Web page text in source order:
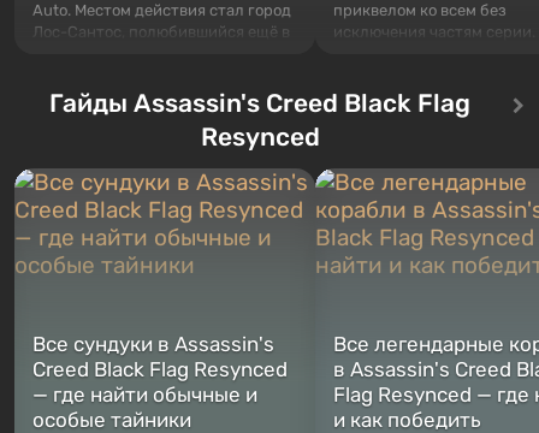
Auto. Местом действия стал город
Лос-Сантос, полюбившийся ещё в
сразу трех персонажей: Майкла,
Тревора и Франклина, между
Жанр и...
приквелом ко всем без
исключения частям серии.
Оно же, по задумке
Vault-Tec, должно
Место действия Fallout...
Гайды Assassin's Creed Black Flag
Resynced
Все сундуки в Assassin's
Creed Black Flag Resynced
— где найти обычные и
особые тайники
Все легендарные
в Assassin's Creed
Flag Resynced — где
и как победить